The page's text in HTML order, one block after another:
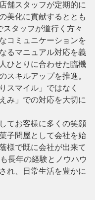
舗スタッフが定期的に
美化に貢献するととも
タッフが道行く方々
コミュニケーションを
るマニュアル対応を義
ひとりに合わせた臨機
スキルアップを推進。
スマイル」ではなく
み」での対応を大切に
てお客様に多くの笑顔
子問屋として会社を始
様で既に会社が出来て
長年の経験とノウハウ
れ、日常生活を豊かに